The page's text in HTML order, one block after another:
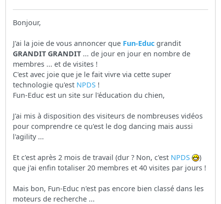
Bonjour,
J'ai la joie de vous annoncer que Fun-Educ grandit
GRANDIT GRANDIT ... de jour en jour en nombre de
membres ... et de visites !
C'est avec joie que je le fait vivre via cette super
technologie qu'est NPDS !
Fun-Educ est un site sur l'éducation du chien,
J'ai mis à disposition des visiteurs de nombreuses vidéos
pour comprendre ce qu'est le dog dancing mais aussi
l'agility ...
Et c'est après 2 mois de travail (dur ? Non, c'est NPDS
)
que j'ai enfin totaliser 20 membres et 40 visites par jours !
Mais bon, Fun-Educ n'est pas encore bien classé dans les
moteurs de recherche ...